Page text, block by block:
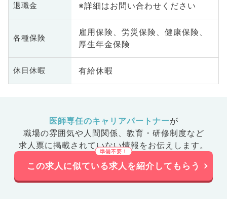
退職金 ※詳細はお問い合わせください
各種保険
雇用保険、労災保険、健康保険、
厚生年金保険
休日休暇 有給休暇
医師専任のキャリアパートナーが
職場の雰囲気や人間関係、 教育・研修制度など
求人票に掲載されていない情報をお伝えします。
この求人に似ている求人を紹介してもらう